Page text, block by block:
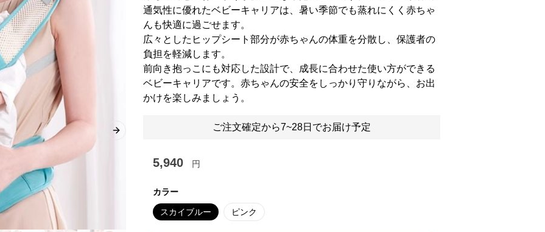
Next slide
通気性に優れたベビーキャリアは、暑い季節でも蒸れにくく赤ちゃ
んも快適に過ごせます。
広々としたヒップシート部分が赤ちゃんの体重を分散し、保護者の
負担を軽減します。
前向き抱っこにも対応した設計で、成長に合わせた使い方ができる
ベビーキャリアです。赤ちゃんの安全をしっかり守りながら、お出
かけを楽しみましょう。
ご注文確定から7~28日でお届け予定
5,940 円
カラー
スカイブルー ピンク